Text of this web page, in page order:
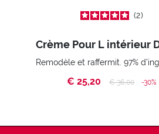
2
€ 25,20
Price reduced
€ 36,00to -30%